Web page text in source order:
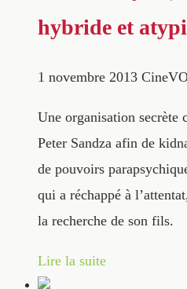
hybride et
1 novembre 2013
Une organisation secrète
Peter Sandza afin de
de pouvoirs
qui a réchappé à
la recherche de son fils.
Lire la suite